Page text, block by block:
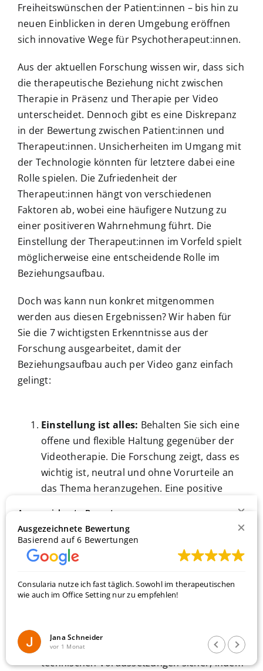
Freiheitswünschen der Patient:innen – bis hin zu
neuen Einblicken in deren Umgebung eröffnen
sich innovative Wege für Psychotherapeut:innen.
Aus der aktuellen Forschung wissen wir, dass sich
die therapeutische Beziehung nicht zwischen
Therapie in Präsenz und Therapie per Video
unterscheidet. Dennoch gibt es eine Diskrepanz
in der Bewertung zwischen Patient:innen und
Therapeut:innen. Unsicherheiten im Umgang mit
der Technologie könnten für letztere dabei eine
Rolle spielen. Die Zufriedenheit der
Therapeut:innen hängt von verschiedenen
Faktoren ab, wobei eine häufigere Nutzung zu
einer positiveren Wahrnehmung führt. Die
Einstellung der Therapeut:innen im Vorfeld spielt
möglicherweise eine entscheidende Rolle im
Beziehungsaufbau.
Doch was kann nun konkret mitgenommen
werden aus diesen Ergebnissen? Wir haben für
Sie die 7 wichtigsten Erkenntnisse aus der
Forschung ausgearbeitet, damit der
Beziehungsaufbau auch per Video ganz einfach
gelingt:
Einstellung ist alles: Behalten Sie sich eine
offene und flexible Haltung gegenüber der
Videotherapie. Die Forschung zeigt, dass es
wichtig ist, neutral und ohne Vorurteile an
das Thema heranzugehen. Eine positive
Bildschirm fördern.
Routine in der Videotherapie:Führen Sie
regelmäßig Videosprechstunden durch, um
für ein routiniertes und souveränes
Auftreten zu sorgen. Denn das ist
Technik, die begeistert:
Stellen Sie die
technischen Voraussetzungen sicher, indem
Ausgezeichnete Bewertung
Basierend auf 6 Bewertungen
Consularia nutze ich fast täglich. Sowohl im therapeutischen
wie auch im Office Setting nur zu empfehlen!
Jana Schneider
vor 1 Monat
Ausgezeichnete Bewertung
Basierend auf 6 Bewertungen
Consularia nutze ich fast täglich. Sowohl im therapeutischen
wie auch im Office Setting nur zu empfehlen!
Jana Schneider
vor 1 Monat